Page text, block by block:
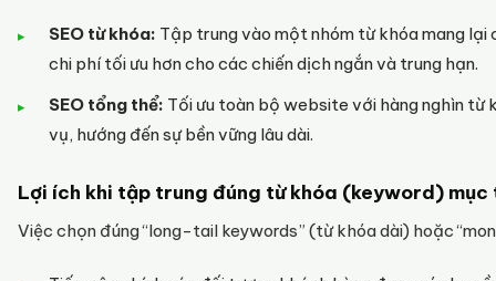
SEO từ khóa: Tập trung vào một nhóm từ khóa mang lại
chi phí tối ưu hơn cho các chiến dịch ngắn và trung hạn.
SEO tổng thể: Tối ưu toàn bộ website với hàng nghìn
vụ, hướng đến sự bền vững lâu dài.
Lợi ích khi tập trung đúng từ khóa (keyword) mục
Việc chọn đúng “long-tail keywords” (từ khóa dài) hoặc